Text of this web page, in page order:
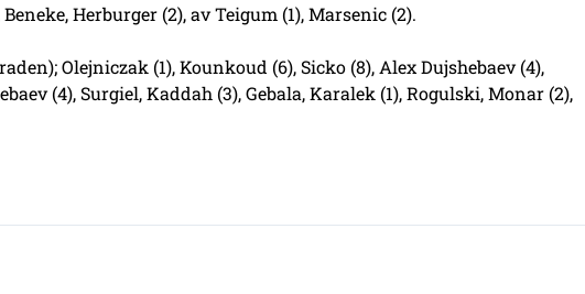
Herburger (2), av Teigum (1), Marsenic (2).
Olejniczak (1), Kounkoud (6), Sicko (8), Alex Dujshebaev (4),
(4), Surgiel, Kaddah (3), Gebala, Karalek (1), Rogulski, Monar (2),